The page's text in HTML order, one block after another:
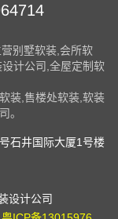
别墅软装,会所软
计公司,全屋定制软
装,售楼处软装,软装
。
石井国际大厦1号楼
设计公司